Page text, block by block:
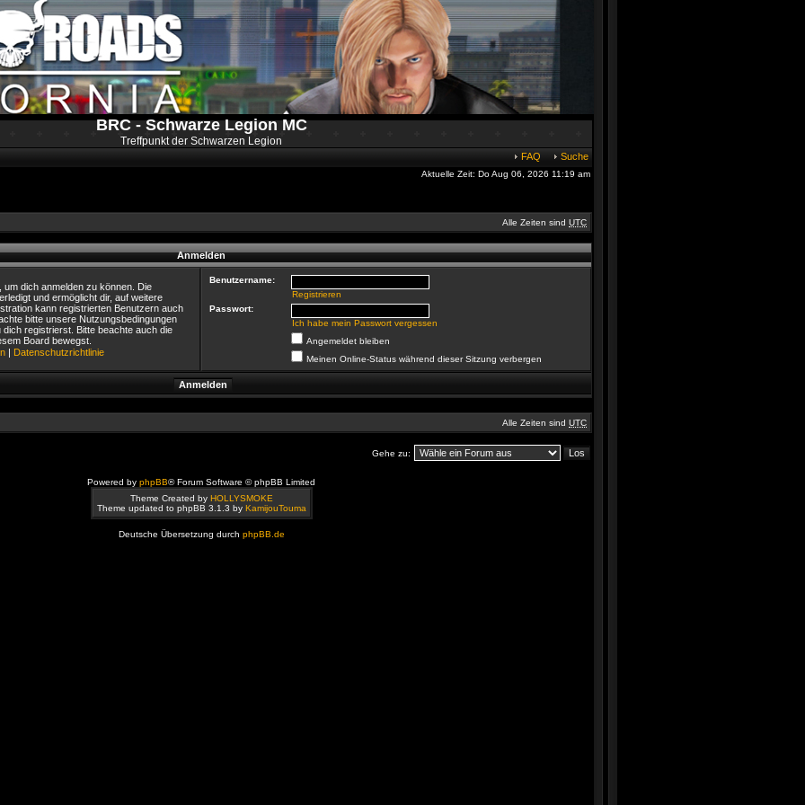
BRC - Schwarze Legion MC
Treffpunkt der Schwarzen Legion
FAQ Suche
Aktuelle Zeit: Do Aug 06, 2026 11:19 am
Alle Zeiten sind UTC
Anmelden
dich anmelden zu können. Die
und ermöglicht dir, auf weitere
kann registrierten Benutzern auch
bitte unsere Nutzungsbedingungen
registrierst. Bitte beachte auch die
Board bewegst.
| Datenschutzrichtlinie
Benutzername:
Registrieren
Passwort:
Ich habe mein Passwort vergessen
Angemeldet bleiben
Meinen Online-Status während dieser Sitzung verbergen
Alle Zeiten sind UTC
Gehe zu:
Powered by phpBB® Forum Software © phpBB Limited
Theme Created by HOLLYSMOKE
Theme updated to phpBB 3.1.3 by KamijouTouma
Deutsche Übersetzung durch phpBB.de